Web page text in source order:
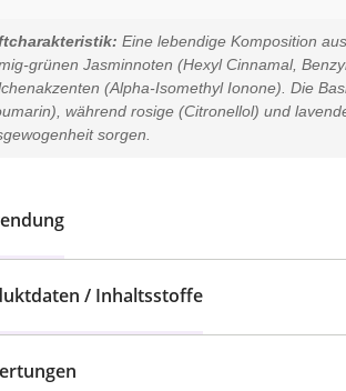
Eine lebendige Komposition
grünen Jasminnoten (Hexyl Cinnamal,
(Alpha-Isomethyl Ionone). Die
während rosige (Citronellol) und
sorgen.
/ Inhaltsstoffe